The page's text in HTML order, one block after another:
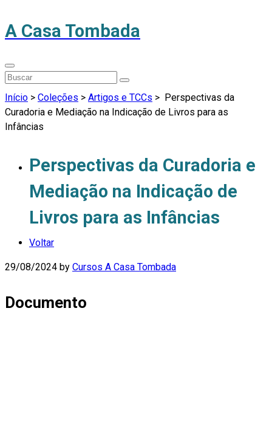
A Casa Tombada
Início > Coleções > Artigos e TCCs > Perspectivas da
Curadoria e Mediação na Indicação de Livros para as
Infâncias
Perspectivas da Curadoria e
Mediação na Indicação de
Livros para as Infâncias
Voltar
29/08/2024 by Cursos A Casa Tombada
Documento